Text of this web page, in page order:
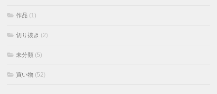
作品 (1)
切り抜き (2)
未分類 (5)
買い物 (52)